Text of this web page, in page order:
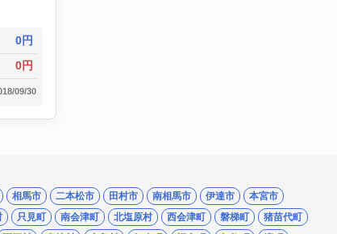
0円
0円
09/30
相馬市 二本松市 田村市 南相馬市 伊達市
本宮市
只見町 南会津町 北塩原村 西会津町 磐梯町
猪苗代町